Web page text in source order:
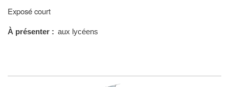
Type
présentation
Exposé court
À présenter aux lycéens